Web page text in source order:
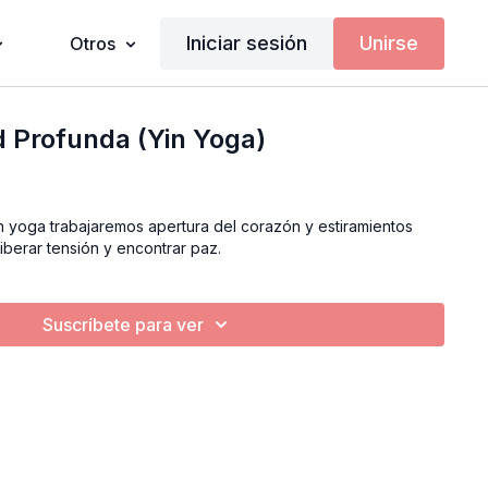
Otros Iniciar sesión Unirse
Profunda (Yin Yoga)
del corazón y estiramientos
tensión y encontrar paz.
Suscríbete para ver